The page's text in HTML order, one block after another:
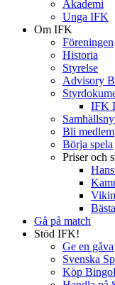
Akademi
Unga IFK
Om IFK
Föreningen
Historia
Styrelse
Advisory
IFK
Bli medlem
Börja spela
Priser och
Gå på match
Stöd IFK!
Ge en gåva
Svenska
Köp